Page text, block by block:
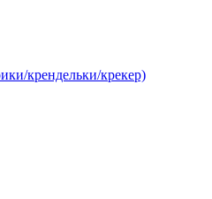
крендельки/крекер)